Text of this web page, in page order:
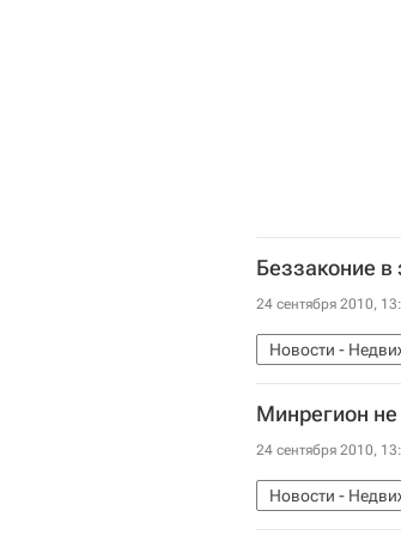
Беззаконие в
24 сентября 2010,
Новости -
Минрегион
24 сентября 2010,
Новости -